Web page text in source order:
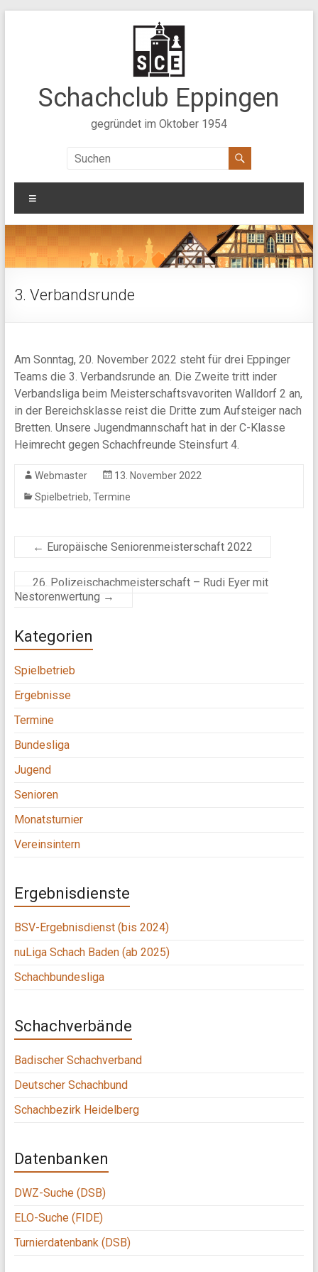
Schachclub Eppingen
gegründet im Oktober 1954
3. Verbandsrunde
Am Sonntag, 20. November 2022 steht für drei Eppinger
Teams die 3. Verbandsrunde an. Die Zweite tritt inder
Verbandsliga beim Meisterschaftsvavoriten Walldorf 2 an,
in der Bereichsklasse reist die Dritte zum Aufsteiger nach
Bretten. Unsere Jugendmannschaft hat in der C-Klasse
Heimrecht gegen Schachfreunde Steinsfurt 4.
Webmaster
13. November 2022
Spielbetrieb, Termine
← Europäische Seniorenmeisterschaft 2022
26. Polizeischachmeisterschaft – Rudi Eyer mit
Nestorenwertung →
Kategorien
Spielbetrieb
Ergebnisse
Termine
Bundesliga
Jugend
Senioren
Monatsturnier
Vereinsintern
Ergebnisdienste
BSV-Ergebnisdienst (bis 2024)
nuLiga Schach Baden (ab 2025)
Schachbundesliga
Schachverbände
Badischer Schachverband
Deutscher Schachbund
Schachbezirk Heidelberg
Datenbanken
DWZ-Suche (DSB)
ELO-Suche (FIDE)
Turnierdatenbank (DSB)